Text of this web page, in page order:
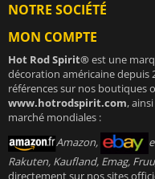
NOTRE SOCIÉTÉ
MON COMPTE
Hot Rod Spirit®est une
décoration américaine depuis
références sur nos boutiques
www.hotrodspirit.com,
marché mondiales :
Amazon,
Rakuten, Kaufland, Emag,